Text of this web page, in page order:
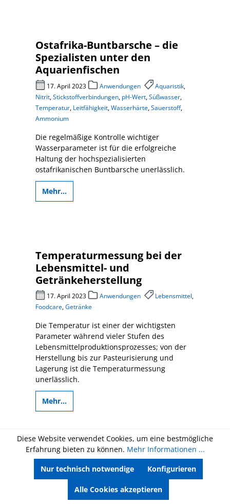
Ostafrika-Buntbarsche – die
Spezialisten unter den
Aquarienfischen
17. April 2023 Anwendungen Aquaristik,
Nitrit,Stickstoffverbindungen, pH-Wert,Süßwasser,
Temperatur, Leitfähigkeit,Wasserhärte,Sauerstoff,
Ammonium
Die regelmäßige Kontrolle wichtiger
Wasserparameter ist für die erfolgreiche
Haltung der hochspezialisierten
ostafrikanischen Buntbarsche unerlässlich.
Mehr...
Temperaturmessung bei der
Lebensmittel- und
Getränkeherstellung
17. April 2023 Anwendungen Lebensmittel,
Foodcare,Getränke
Die Temperatur ist einer der wichtigsten
Parameter während vieler Stufen des
Lebensmittelproduktionsprozesses; von der
Herstellung bis zur Pasteurisierung und
Lagerung ist die Temperaturmessung
unerlässlich.
Mehr...
Salz- und Säureanalysen in
Lebensmitteln
14. April 2023 Anwendungen Lebensmittel
Diese Website verwendet Cookies, um eine bestmögliche
Erfahrung bieten zu können. Mehr Informationen ...
Nur technisch notwendige
Konfigurieren
Alle Cookies akzeptieren